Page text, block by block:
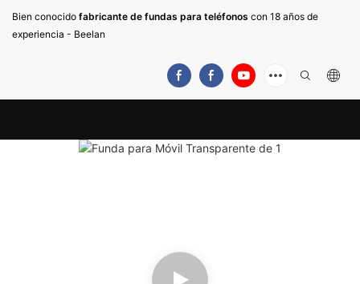
Bien conocido fabricante de fundas para teléfonos con 18 años de
experiencia - Beelan